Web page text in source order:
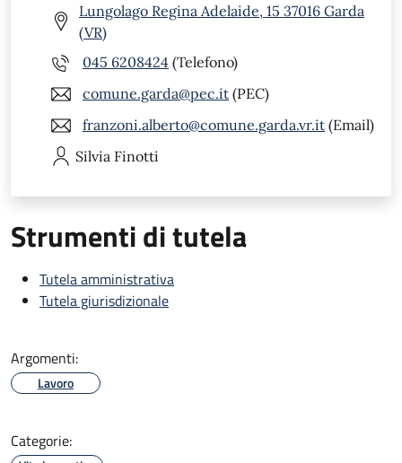
Lungolago Regina Adelaide, 15 37016 Garda
(VR)
045 6208424 (Telefono)
comune.garda@pec.it (PEC)
franzoni.alberto@comune.garda.vr.it (Email)
Silvia Finotti
Strumenti di tutela
Tutela amministrativa
Tutela giurisdizionale
Argomenti:
Lavoro
Categorie: